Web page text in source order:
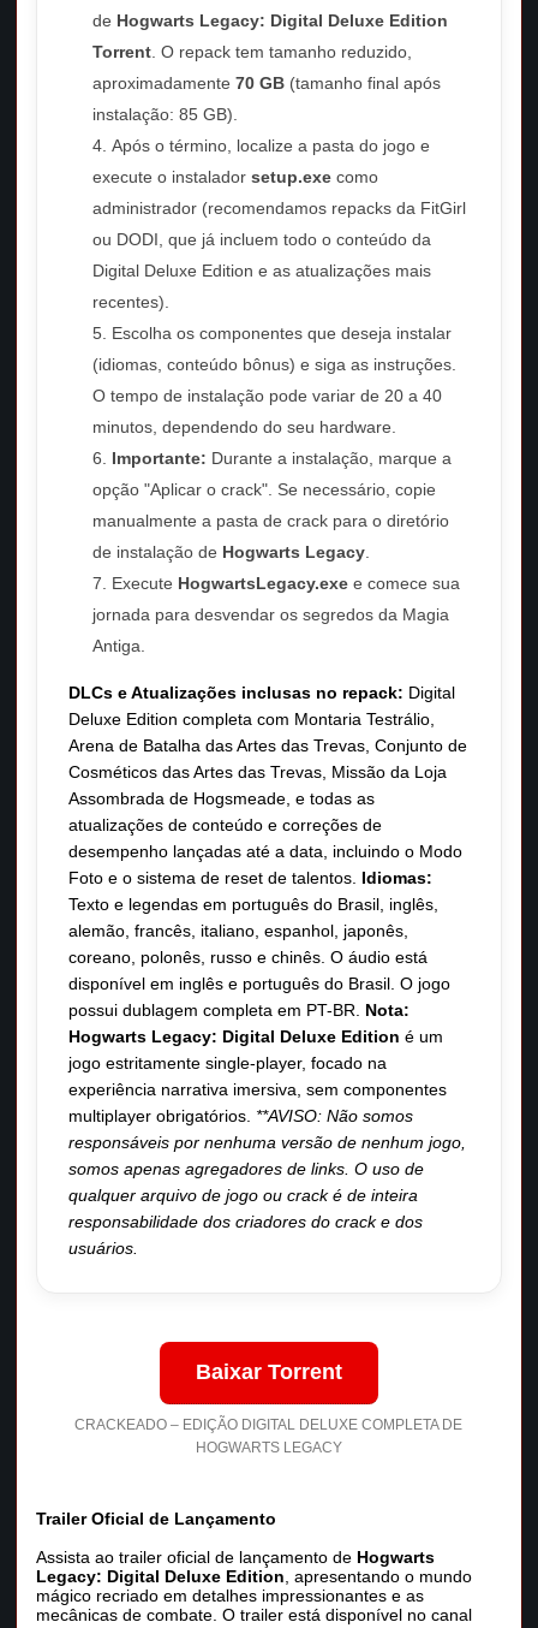
de Hogwarts Legacy: Digital Deluxe Edition
Torrent . O repack tem tamanho reduzido,
aproximadamente70 GB (tamanho final após
instalação: 85 GB).
Após o término, localize a pasta do jogo e
execute o instaladorsetup.exe como
administrador (recomendamos repacks da FitGirl
ou DODI, que já incluem todo o conteúdo da
Digital Deluxe Edition e as atualizações mais
recentes).
Escolha os componentes que deseja instalar
(idiomas, conteúdo bônus) e siga as instruções.
O tempo de instalação pode variar de 20 a 40
minutos, dependendo do seu hardware.
Importante: Durante a instalação, marque a
opção "Aplicar o crack". Se necessário, copie
manualmente a pasta de crack para o diretório
de instalação de Hogwarts Legacy
Execute HogwartsLegacy.exe e comece sua
jornada para desvendar os segredos da Magia
Antiga.
DLCs e Atualizações inclusas no repack: Digital
Deluxe Edition completa com Montaria Testrálio,
Arena de Batalha das Artes das Trevas, Conjunto de
Cosméticos das Artes das Trevas, Missão da Loja
Assombrada de Hogsmeade, e todas as
atualizações de conteúdo e correções de
desempenho lançadas até a data, incluindo o Modo
Foto e o sistema de reset de talentos. Idiomas:
Texto e legendas em português do Brasil, inglês,
alemão, francês, italiano, espanhol, japonês,
coreano, polonês, russo e chinês. O áudio está
disponível em inglês e português do Brasil. O jogo
possui dublagem completa em PT-BR. Nota:
Hogwarts Legacy: Digital Deluxe Edition é um
jogo estritamente single-player, focado na
experiência narrativa imersiva, sem componentes
multiplayer obrigatórios. **AVISO: Não somos
responsáveis por nenhuma versão de nenhum jogo,
somos apenas agregadores de links. O uso de
qualquer arquivo de jogo ou crack é de inteira
responsabilidade dos criadores do crack e dos
usuários.
Baixar Torrent
CRACKEADO – EDIÇÃO DIGITAL DELUXE COMPLETA DE
HOGWARTS LEGACY
Trailer Oficial de Lançamento
Assista ao trailer oficial de lançamento de Hogwarts
Legacy: Digital Deluxe Edition , apresentando o mundo
mágico recriado em detalhes impressionantes e as
mecânicas de combate. O trailer está disponível no canal